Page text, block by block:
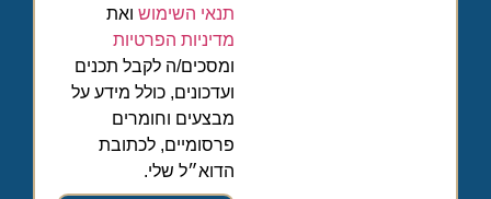
תנאי השימוש ואת
מדיניות הפרטיות
ומסכים/ה לקבל תכנים
ועדכונים, כולל מידע על
מבצעים וחומרים
פרסומיים, לכתובת
הדוא״ל שלי.